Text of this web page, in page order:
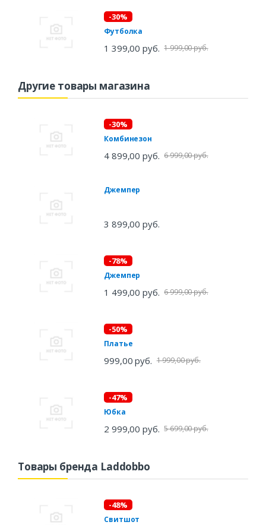
-30%
Футболка
1 399,00 руб. 1 999,00 руб.
Другие товары магазина
-30%
Комбинезон
4 899,00 руб. 6 999,00 руб.
Джемпер
3 899,00 руб.
-78%
Джемпер
1 499,00 руб. 6 999,00 руб.
-50%
Платье
999,00 руб. 1 999,00 руб.
-47%
Юбка
2 999,00 руб. 5 699,00 руб.
Товары бренда Laddobbo
-48%
Свитшот